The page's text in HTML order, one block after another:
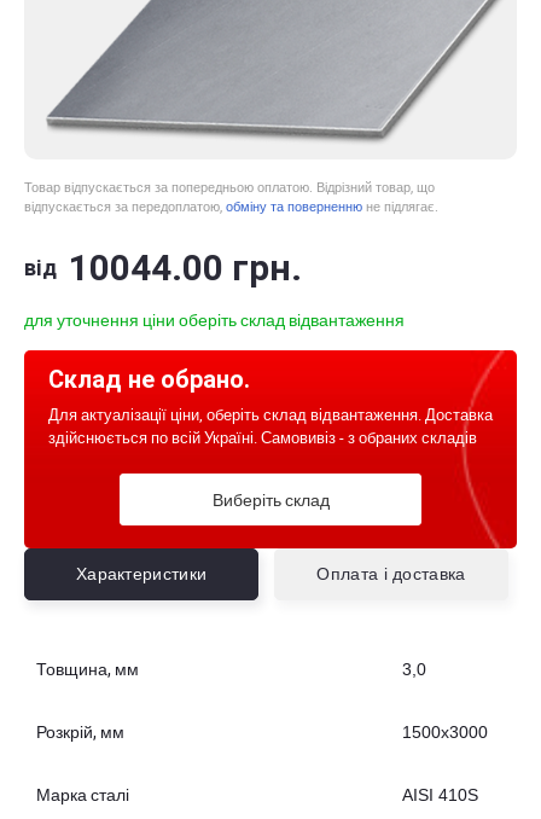
Товар відпускається за попередньою оплатою. Відрізний товар, що
відпускається за передоплатою, обміну та поверненню не підлягає.
від 10044.00 грн.
для уточнення ціни оберіть склад відвантаження
Склад не обрано.
Для актуалізації ціни, оберіть склад відвантаження. Доставка
здійснюється по всій Україні. Самовивіз - з обраних складів
Виберіть склад
Характеристики Оплата і доставка
Товщина, мм 3,0
Розкрій, мм 1500x3000
Марка сталі AISI 410S